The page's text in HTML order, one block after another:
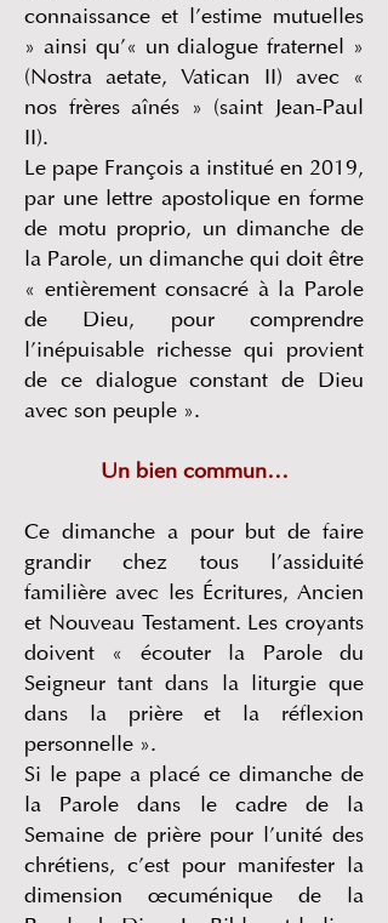
connaissance et l’estime mutuelles
» ainsi qu’« un dialogue fraternel »
(Nostra aetate, Vatican II) avec «
nos frères aînés » (saint Jean-Paul
II).
Le pape François a institué en 2019,
par une lettre apostolique en forme
de motu proprio, un dimanche de
la Parole, un dimanche qui doit être
« entièrement consacré à la Parole
de Dieu, pour comprendre
l’inépuisable richesse qui provient
de ce dialogue constant de Dieu
avec son peuple ».
Un bien commun…
Ce dimanche a pour but de faire
grandir chez tous l’assiduité
familière avec les Écritures, Ancien
et Nouveau Testament. Les croyants
doivent « écouter la Parole du
Seigneur tant dans la liturgie que
dans la prière et la réflexion
personnelle ».
Si le pape a placé ce dimanche de
la Parole dans le cadre de la
Semaine de prière pour l’unité des
chrétiens, c’est pour manifester la
dimension œcuménique de la